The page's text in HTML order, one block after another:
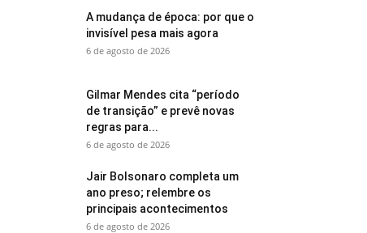
A mudança de época: por que o
invisível pesa mais agora
6 de agosto de 2026
Gilmar Mendes cita “período
de transição” e prevê novas
regras para...
6 de agosto de 2026
Jair Bolsonaro completa um
ano preso; relembre os
principais acontecimentos
6 de agosto de 2026